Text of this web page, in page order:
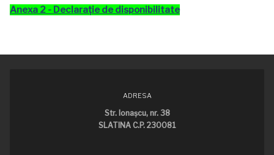
Anexa 2 - Declarație de disponibilitate
ADRESA
Str. Ionaşcu, nr. 38
SLATINA C.P. 230081